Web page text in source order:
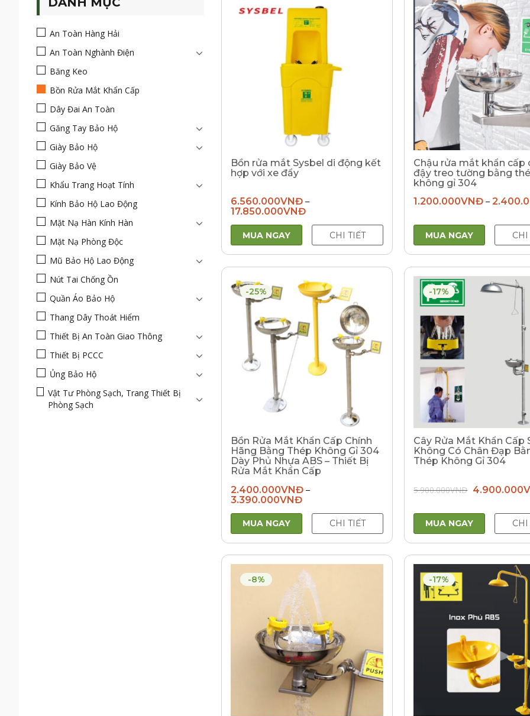
An Toàn Hàng Hải
An Toàn Nghành Điện
Băng Keo
Bồn Rửa Mắt Khẩn Cấp
Dây Đai An Toàn
Găng Tay Bảo Hộ
Giày Bảo Hộ
Giày Bảo Vệ
Khẩu Trang Hoạt Tính
Kính Bảo Hộ Lao Động
Mặt Nạ Hàn Kính Hàn
Mặt Nạ Phòng Độc
Mũ Bảo Hộ Lao Động
Nút Tai Chống Ồn
Quần Áo Bảo Hộ
Thang Dây Thoát Hiểm
Thiết Bị An Toàn Giao Thông
Thiết Bị PCCC
Ủng Bảo Hộ
Vật Tư Phòng Sạch, Trang Thiết Bị
Phòng Sạch
Bồn rửa mắt Sysbel di động kết
hợp với xe đẩy
6.560.000VNĐ –
17.850.000VNĐ
MUA NGAY CHI TIẾT
Chậu rửa mắt khẩn cấp
đậy treo tường bằng
không gỉ 304
1.200.000VNĐ –
MUA NGAY CHI
-25%
Bồn Rửa Mắt Khẩn Cấp Chính
Hãng Bằng Thép Không Gỉ 304
Dày Phủ Nhựa ABS – Thiết Bị
Rửa Mắt Khẩn Cấp
2.400.000VNĐ –
3.390.000VNĐ
MUA NGAY CHI TIẾT
-17%
Cây Rửa Mắt Khẩn Cấp
Không Có Chân Đạp
Thép Không Gỉ 304
5.900.000VNĐ Giá
gốc
4.900.000
MUA NGAY CHI
-8% -17%